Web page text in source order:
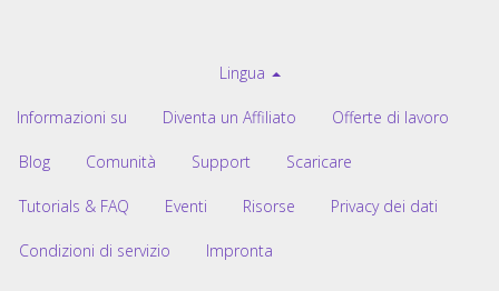
Lingua
Informazioni su Diventa un Affiliato Offerte di lavoro
Blog Comunità Support Scaricare
Tutorials & FAQ Eventi Risorse Privacy dei dati
Condizioni di servizio Impronta